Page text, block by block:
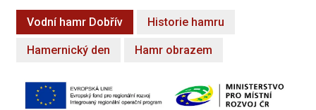
Vodní hamr Dobřív Historie hamru
Hamernický den Hamr obrazem